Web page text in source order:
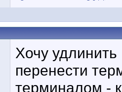
Хочу
перенести
терминалом -